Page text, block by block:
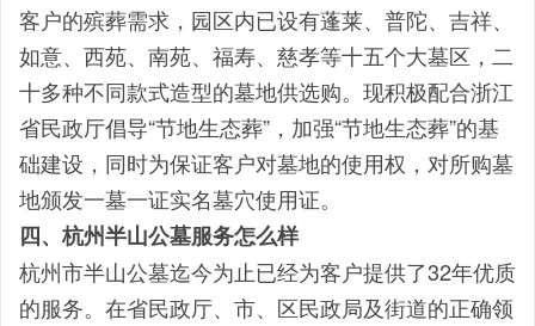
客户的殡葬需求，园区内已设有蓬莱、普陀、吉祥、
如意、西苑、南苑、福寿、慈孝等十五个大墓区，二
十多种不同款式造型的墓地供选购。现积极配合浙江
省民政厅倡导“节地生态葬”，加强“节地生态葬”的基
础建设，同时为保证客户对墓地的使用权，对所购墓
地颁发一墓一证实名墓穴使用证。
四、杭州半山公墓服务怎么样
杭州市半山公墓迄今为止已经为客户提供了32年优质
的服务。在省民政厅、市、区民政局及街道的正确领